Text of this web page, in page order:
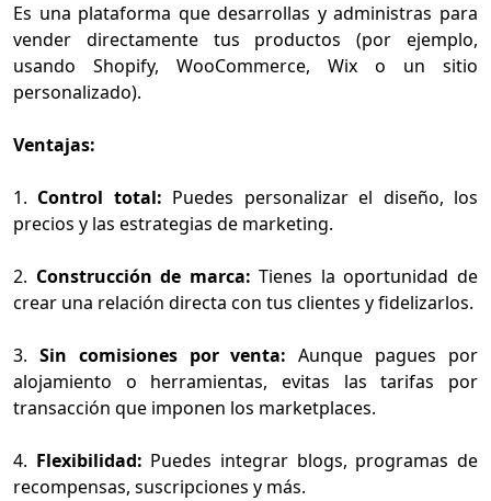
Es una plataforma que desarrollas y administras para
vender directamente tus productos (por ejemplo,
usando Shopify, WooCommerce, Wix o un sitio
personalizado).
Ventajas:
1. Control total: Puedes personalizar el diseño, los
precios y las estrategias de marketing.
2. Construcción de marca: Tienes la oportunidad de
crear una relación directa con tus clientes y fidelizarlos.
3. Sin comisiones por venta: Aunque pagues por
alojamiento o herramientas, evitas las tarifas por
transacción que imponen los marketplaces.
4. Flexibilidad: Puedes integrar blogs, programas de
recompensas, suscripciones y más.